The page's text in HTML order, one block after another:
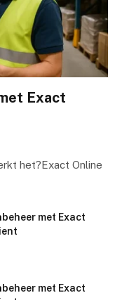
Exact
het?Exact Online
met Exact
met Exact